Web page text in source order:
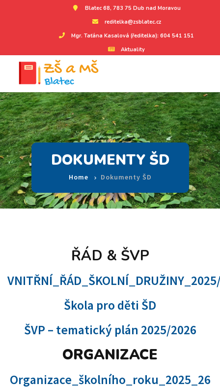
Blatec 68, 783 75 Dub nad Moravou
reditelka@zsblatec.cz
Mgr. Taťána Kasalová (ředitelka): 604 541 151
Aktuality
DOKUMENTY ŠD
Home Dokumenty ŠD
ŘÁD & ŠVP
Škola pro děti ŠD
ŠVP – tematický plán 2025/2026
ORGANIZACE
Organizace_školního_roku_2025_26